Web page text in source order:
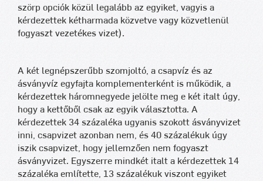
szörp opciók közül legalább az egyiket, vagyis a
kérdezettek kétharmada közvetve vagy közvetlenül
fogyaszt vezetékes vizet).
A két legnépszerűbb szomjoltó, a csapvíz és az
ásványvíz egyfajta komplementerként is működik, a
kérdezettek háromnegyede jelölte meg e két italt úgy,
hogy a kettőből csak az egyik választotta. A
kérdezettek 34 százaléka ugyanis szokott ásványvizet
inni, csapvizet azonban nem, és 40 százalékuk úgy
iszik csapvizet, hogy jellemzően nem fogyaszt
ásványvizet. Egyszerre mindkét italt a kérdezettek 14
százaléka említette, 13 százalékuk viszont egyiket